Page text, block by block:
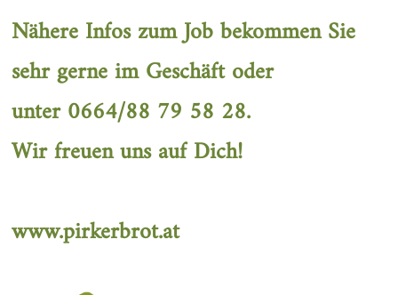
Nähere Infos zum Job bekommen Sie
sehr gerne im Geschäft oder
unter0664/88 79 58 28.
Wir freuen uns auf Dich!
www.pirkerbrot.at